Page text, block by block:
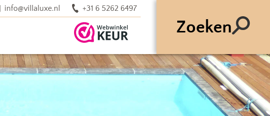
info@villaluxe.nl +31 6 5262 6497
Zoeken